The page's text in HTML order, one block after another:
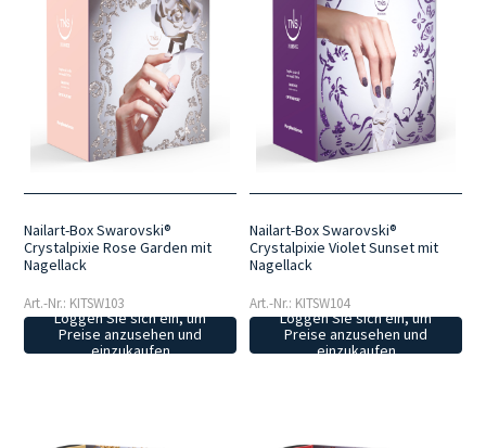
Nailart-Box Swarovski®
Crystalpixie Rose Garden mit
Nagellack
Art.-Nr.: KITSW103
Loggen Sie sich ein, um
Preise anzusehen und
einzukaufen
Nailart-Box Swarovski®
Crystalpixie Violet Sunset mit
Nagellack
Art.-Nr.: KITSW104
Loggen Sie sich ein, um
Preise anzusehen und
einzukaufen